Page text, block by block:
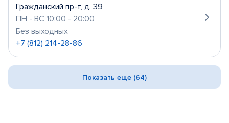
Гражданский пр-т, д. 39
ПН - ВС 10:00 - 20:00
Без выходных
+7 (812) 214-28-86
Показать еще (64)